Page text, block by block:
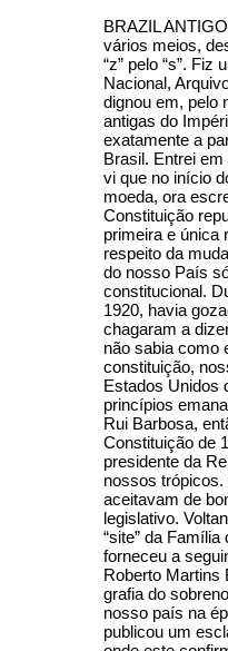
BRAZIL
vários meios,
“z” pelo “s”.
Nacional,
dignou em, pelo
antigas do
exatamente a
Brasil. Entrei
vi que no início
moeda, ora
Constituição
primeira e única
respeito da
do nosso País
constitucional.
1920, havia
chagaram a
não sabia como
constituição,
Estados Unidos
princípios
Rui Barbosa,
Constituição de
presidente da
nossos
aceitavam de
legislativo.
“site” da
forneceu a
Roberto Martins
grafia do
nosso país na
publicou um